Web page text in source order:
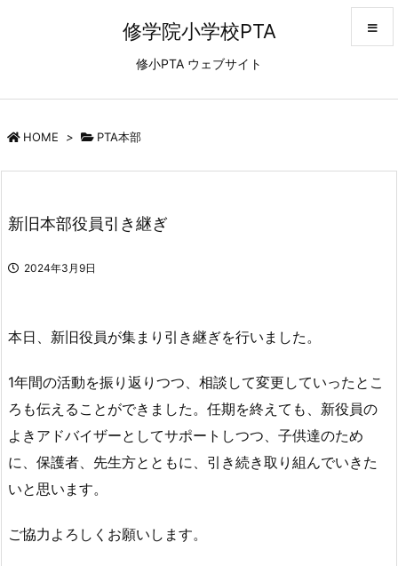
修学院小学校PTA
修小PTA ウェブサイト
HOME > PTA本部
新旧本部役員引き継ぎ
2024年3月9日
本日、新旧役員が集まり引き継ぎを行いました。
1年間の活動を振り返りつつ、相談して変更していったとこ
ろも伝えることができました。任期を終えても、新役員の
よきアドバイザーとしてサポートしつつ、子供達のため
に、保護者、先生方とともに、引き続き取り組んでいきた
いと思います。
ご協力よろしくお願いします。